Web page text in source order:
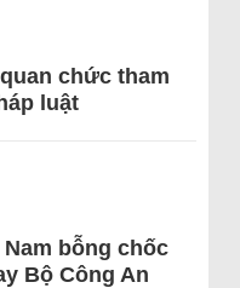
chức tham
luật
bỗng chốc
Bộ Công An